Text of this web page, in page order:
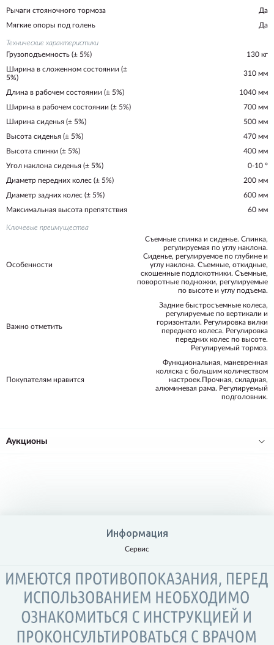
Рычаги стояночного тормоза
Да
Мягкие опоры под голень
Да
Технические характеристики
Грузоподъемность (± 5%)
130 кг
Ширина в сложенном состоянии (±
5%)
310 мм
Длина в рабочем состоянии (± 5%)
1040 мм
Ширина в рабочем состоянии (± 5%)
700 мм
Ширина сиденья (± 5%)
500 мм
Высота сиденья (± 5%)
470 мм
Высота спинки (± 5%)
400 мм
Угол наклона сиденья (± 5%)
0-10 °
Диаметр передних колес (± 5%)
200 мм
Диаметр задних колес (± 5%)
600 мм
Максимальная высота препятствия
60 мм
Ключевые преимущества
Особенности
Съемные спинка и сиденье. Спинка,
регулируемая по углу наклона.
Сиденье, регулируемое по глубине и
углу наклона. Съемные, откидные,
скошенные подлокотники. Съемные,
поворотные подножки, регулируемые
по высоте и углу подъема.
Важно отметить
Задние быстросъемные колеса,
регулируемые по вертикали и
горизонтали. Регулировка вилки
переднего колеса. Регулировка
передних колес по высоте.
Регулируемый тормоз.
Покупателям нравится
Функциональная, маневренная
коляска с большим количеством
настроек.Прочная, складная,
алюминевая рама. Регулируемый
подголовник.
Аукционы
Информация
Сервис